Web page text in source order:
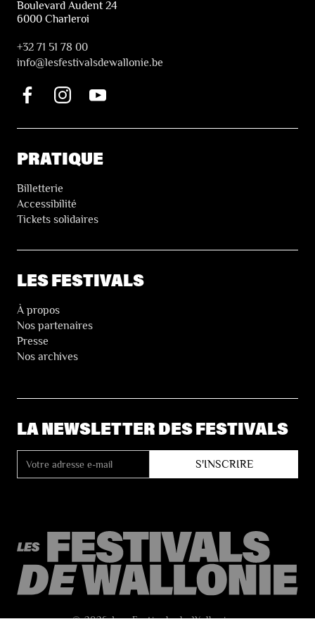
Boulevard Audent 24
6000 Charleroi
+32 71 51 78 00
info@lesfestivalsdewallonie.be
PRATIQUE
Billetterie
Accessibilité
Tickets solidaires
LES FESTIVALS
À propos
Nos partenaires
Presse
Nos archives
LA NEWSLETTER DES FESTIVALS